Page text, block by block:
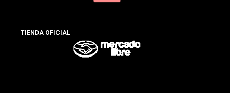
TIENDA OFICIAL